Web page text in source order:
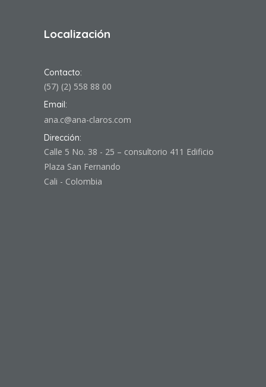
Localización
Contacto:
(57) (2) 558 88 00
Email:
ana.c@ana-claros.com
Dirección:
Calle 5 No. 38 - 25 – consultorio 411 Edificio
Plaza San Fernando
Cali - Colombia